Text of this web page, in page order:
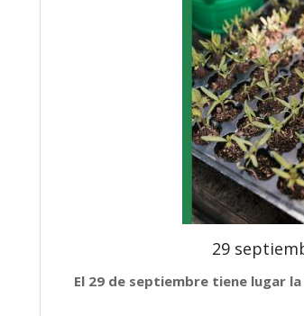
29
El 29 de septiembre tiene lugar